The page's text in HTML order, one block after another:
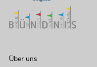
Über uns